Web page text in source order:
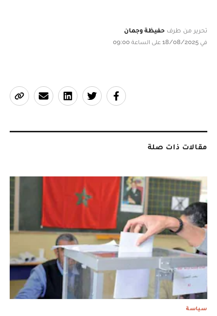
تحرير من طرف حفيظة وجمان
في 18/08/2025 على الساعة 09:00
مقالات ذات صلة
سياسة